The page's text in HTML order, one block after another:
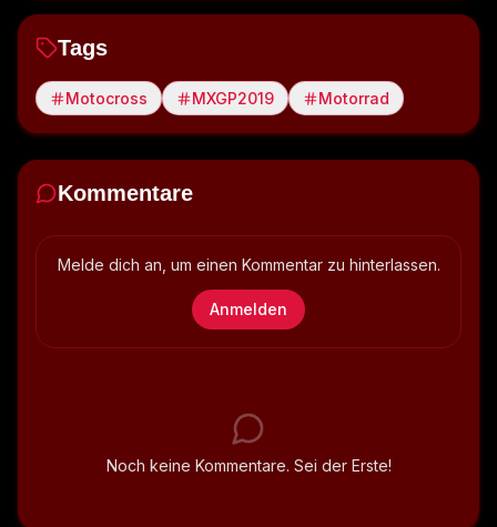
Tags
Motocross MXGP2019 Motorrad
Kommentare
Melde dich an, um einen Kommentar zu hinterlassen.
Anmelden
Noch keine Kommentare. Sei der Erste!